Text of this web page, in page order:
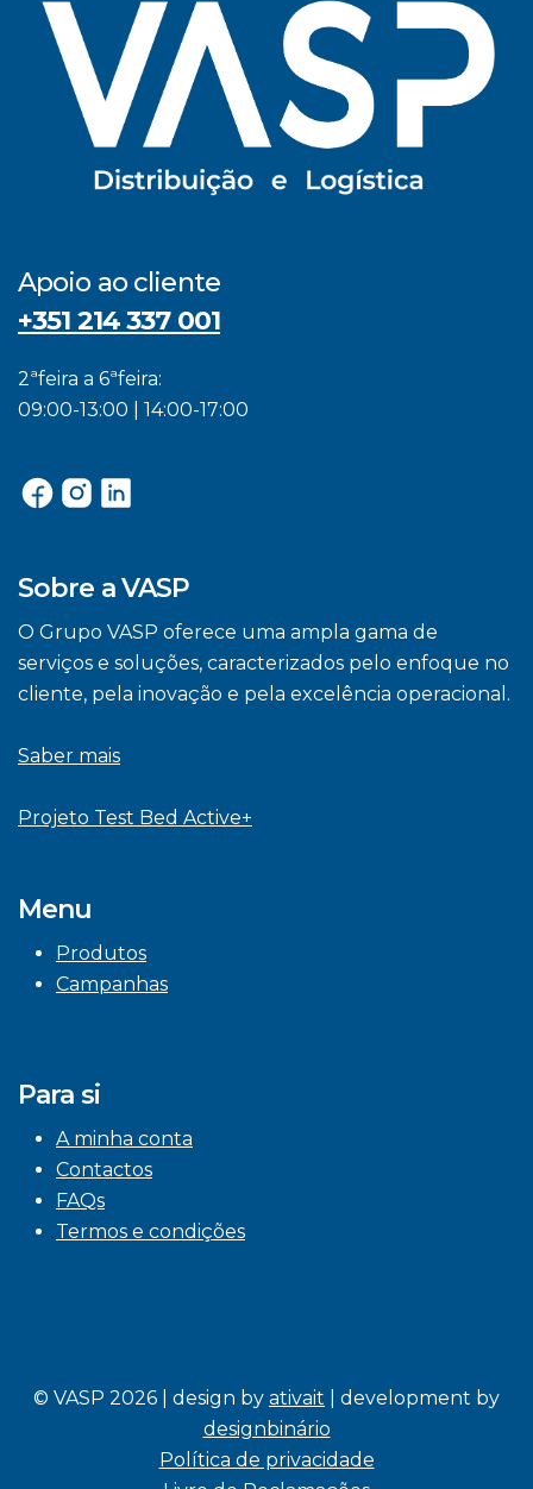
Apoio ao cliente
+351 214 337 001
2ªfeira a 6ªfeira:
09:00-13:00 | 14:00-17:00
Sobre a VASP
O Grupo VASP oferece uma ampla gama de
serviços e soluções, caracterizados pelo enfoque no
cliente, pela inovação e pela excelência operacional.
Saber mais
Projeto Test Bed Active+
Menu
Produtos
Campanhas
Para si
A minha conta
Contactos
FAQs
Termos e condições
© VASP 2026 | design by ativait | development by
designbinário
Política de privacidade